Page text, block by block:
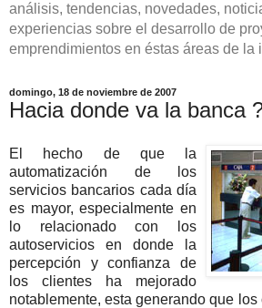
análisis, tendencias, novedades,
experiencias sobre el desarrollo de
emprendimientos en éstas áreas de la
domingo, 18 de noviembre de 2007
Hacia donde va la banca
El hecho de que la
automatización de los
servicios bancarios cada día
es mayor, especialmente en
lo relacionado con los
autoservicios en donde la
percepción y confianza de
los clientes ha mejorado
notablemente, esta generando que